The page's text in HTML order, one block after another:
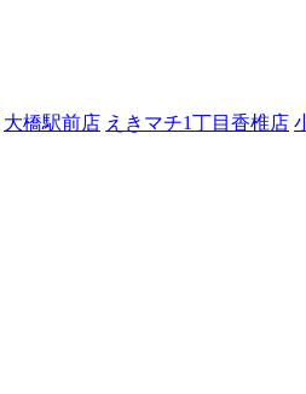
大橋駅前店 えきマチ1丁目香椎店